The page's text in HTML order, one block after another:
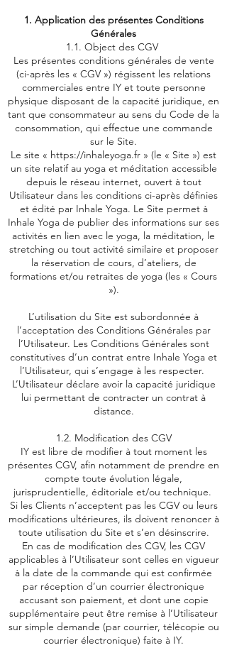
1. Application des présentes Conditions
Générales
1.1. Object des CGV
Les présentes conditions générales de vente
(ci-après les « CGV ») régissent les relations
commerciales entre IY et toute personne
physique disposant de la capacité juridique, en
tant que consommateur au sens du Code de la
consommation, qui effectue une commande
sur le Site.
Le site « https://inhaleyoga.fr » (le « Site ») est
un site relatif au yoga et méditation accessible
depuis le réseau internet, ouvert à tout
Utilisateur dans les conditions ci-après définies
et édité par Inhale Yoga. Le Site permet à
Inhale Yoga de publier des informations sur ses
activités en lien avec le yoga, la méditation, le
stretching ou tout activité similaire et proposer
la réservation de cours, d’ateliers, de
formations et/ou retraites de yoga (les « Cours
»).
L’utilisation du Site est subordonnée à
l’acceptation des Conditions Générales par
l’Utilisateur. Les Conditions Générales sont
constitutives d’un contrat entre Inhale Yoga et
l’Utilisateur, qui s’engage à les respecter.
L’Utilisateur déclare avoir la capacité juridique
lui permettant de contracter un contrat à
distance.
1.2. Modification des CGV
IY est libre de modifier à tout moment les
présentes CGV, afin notamment de prendre en
compte toute évolution légale,
jurisprudentielle, éditoriale et/ou technique.
Si les Clients n’acceptent pas les CGV ou leurs
modifications ultérieures, ils doivent renoncer à
toute utilisation du Site et s’en désinscrire.
En cas de modification des CGV, les CGV
applicables à l’Utilisateur sont celles en vigueur
à la date de la commande qui est confirmée
par réception d’un courrier électronique
accusant son paiement, et dont une copie
supplémentaire peut être remise à l’Utilisateur
sur simple demande (par courrier, télécopie ou
courrier électronique) faite à IY.